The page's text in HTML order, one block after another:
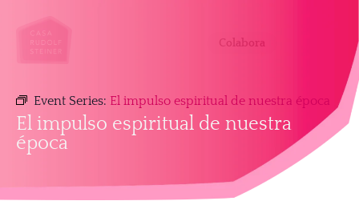
Colabora
Event Series: El impulso espiritual de nuestra época
El impulso espiritual de nuestra
época